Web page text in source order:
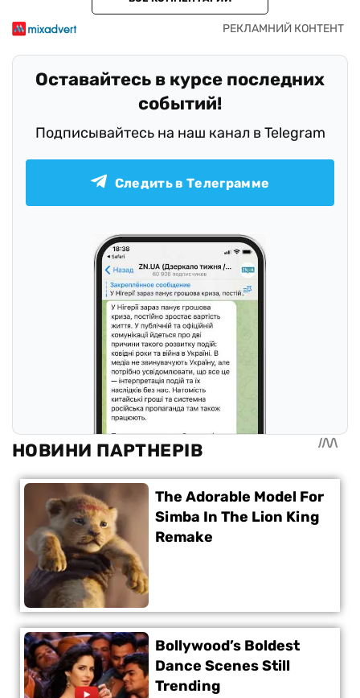
Оставайтесь в курсе последних
событий!
Подписывайтесь на наш канал в Telegram
Следить в Телеграмме